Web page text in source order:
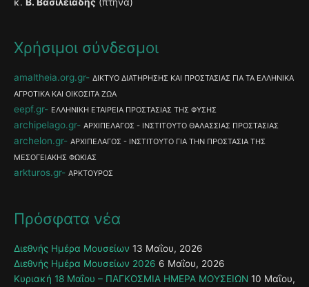
Χρήσιμοι σύνδεσμοι
amaltheia.org.gr
ΔΙΚΤΥΟ ΔΙΑΤΗΡΗΣΗΣ ΚΑΙ ΠΡΟΣΤΑΣΙΑΣ ΓΙΑ ΤΑ ΕΛΛΗΝΙΚΑ
ΑΓΡΟΤΙΚΑ ΚΑΙ ΟΙΚΟΣΙΤΑ ΖΩΑ
eepf.gr ΕΛΛΗΝΙΚΗ ΕΤΑΙΡΕΙΑ ΠΡΟΣΤΑΣΙΑΣ ΤΗΣ ΦΥΣΗΣ
archipelago.gr ΑΡΧΙΠΕΛΑΓΟΣ - ΙΝΣΤΙΤΟΥΤΟ ΘΑΛΑΣΣΙΑΣ ΠΡΟΣΤΑΣΙΑΣ
archelon.gr
ΑΡΧΙΠΕΛΑΓΟΣ - ΙΝΣΤΙΤΟΥΤΟ ΓΙΑ ΤΗΝ ΠΡΟΣΤΑΣΙΑ ΤΗΣ
ΜΕΣΟΓΕΙΑΚΗΣ ΦΩΚΙΑΣ
arkturos.gr ΑΡΚΤΟΥΡΟΣ
Πρόσφατα νέα
Διεθνής Ημέρα Μουσείων 13 Μαΐου, 2026
Διεθνής Ημέρα Μουσείων 2026 6 Μαΐου, 2026
Κυριακή 18 Μαΐου – ΠΑΓΚΟΣΜΙΑ ΗΜΕΡΑ ΜΟΥΣΕΙΩΝ 10 Μαΐου,